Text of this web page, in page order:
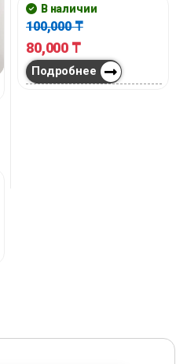
В наличии
100,000₸
80,000 ₸
Подробнее